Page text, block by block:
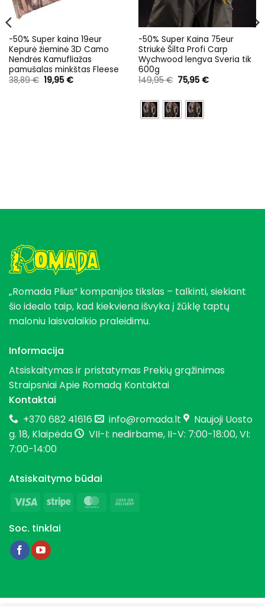
-50% Super kaina 19eur
Kepurė žieminė 3D Camo
Nendrės Kamufliažas
pamušalas minkštas Fleese
38,89€ Original
price
19,95 €Current
-50% Super Kaina 75eur
Striukė Šilta Profi Carp
Wychwood lengva Sveria tik
600g
149,95€ Original
price
149,95 €.
75,95 €Current
„Romada Plius“ kompanijos tikslas – talkinti, siekiant
šio idealo taip, kad kiekviena išvyka į žūklę taptų
maloniu laisvalaikio praleidimu.
Informacija
Atsiskaitymas ir pristatymas Prekių grąžinimas
StraipsniaiApie Romadą Kontaktai
Kontaktai
+370 682 41616
info@romada.lt
Naujoji Uosto
g. 18, Klaipėda
VII-I: nedirbame, II-V: 7:00-18:00, VI:
7:00-14:00
Atsiskaitymo būdai
Visa
Stripe MasterCard
Soc. tinklai